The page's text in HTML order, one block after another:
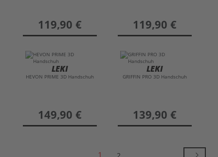
preis
119,90 € preis
119,90 €
LEKI
HEVON PRIME 3D Handschuh
preis
149,90 €
LEKI
GRIFFIN PRO 3D Handschuh
preis
139,90 €